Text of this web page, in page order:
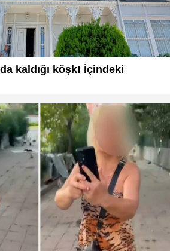
kaldığı köşk! İçindeki